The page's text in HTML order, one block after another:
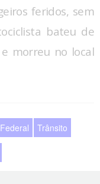
feridos, sem
bateu de
morreu no local
Trânsito